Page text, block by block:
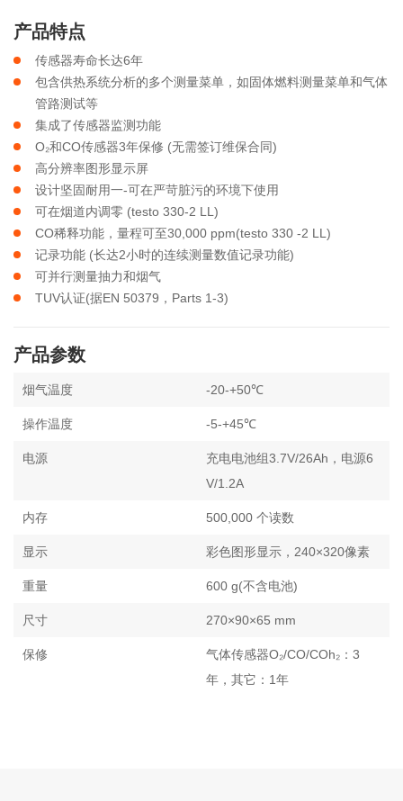
产品特点
传感器寿命长达6年
包含供热系统分析的多个测量菜单，如固体燃料测量菜单和气体
管路测试等
集成了传感器监测功能
O₂和CO传感器3年保修 (无需签订维保合同)
高分辨率图形显示屏
设计坚固耐用一-可在严苛脏污的环境下使用
可在烟道内调零 (testo 330-2 LL)
CO稀释功能，量程可至30,000 ppm(testo 330 -2 LL)
记录功能 (长达2小时的连续测量数值记录功能)
可并行测量抽力和烟气
TUV认证(据EN 50379，Parts 1-3)
产品参数
烟气温度 -20-+50℃
操作温度 -5-+45℃
电源
充电电池组3.7V/26Ah，电源6
V/1.2A
内存 500,000 个读数
显示 彩色图形显示，240×320像素
重量 600 g(不含电池)
尺寸 270×90×65 mm
保修
气体传感器O₂/CO/COh₂：3
年，其它：1年